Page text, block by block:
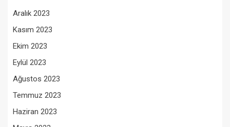
Aralık 2023
Kasım 2023
Ekim 2023
Eylül 2023
Ağustos 2023
Temmuz 2023
Haziran 2023